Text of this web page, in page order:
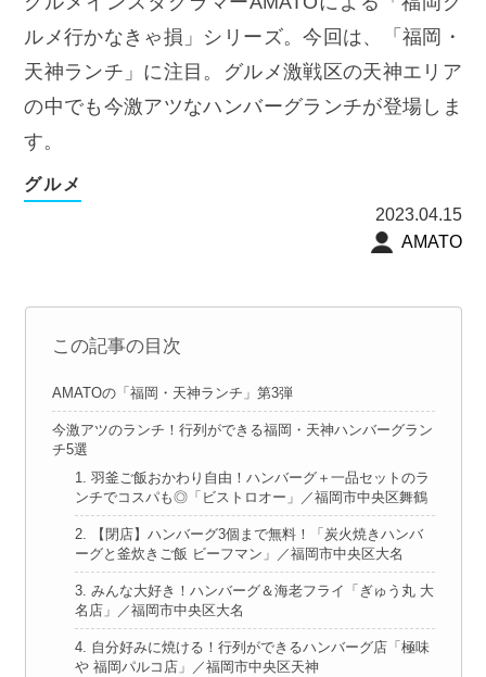
ルメ行かなきゃ損」シリーズ。今回は、「福岡・
天神ランチ」に注目。グルメ激戦区の天神エリア
の中でも今激アツなハンバーグランチが登場しま
す。
グルメ
2023.04.15
AMATO
この記事の目次
AMATOの「福岡・天神ランチ」第3弾
今激アツのランチ！行列ができる福岡・天神ハンバーグラン
チ5選
1. 羽釜ご飯おかわり自由！ハンバーグ＋一品セットのラ
ンチでコスパも◎「ビストロオー」／福岡市中央区舞鶴
2. 【閉店】ハンバーグ3個まで無料！「炭火焼きハンバ
ーグと釜炊きご飯 ビーフマン」／福岡市中央区大名
3. みんな大好き！ハンバーグ＆海老フライ「ぎゅう丸 大
名店」／福岡市中央区大名
4. 自分好みに焼ける！行列ができるハンバーグ店「極味
や 福岡パルコ店」／福岡市中央区天神